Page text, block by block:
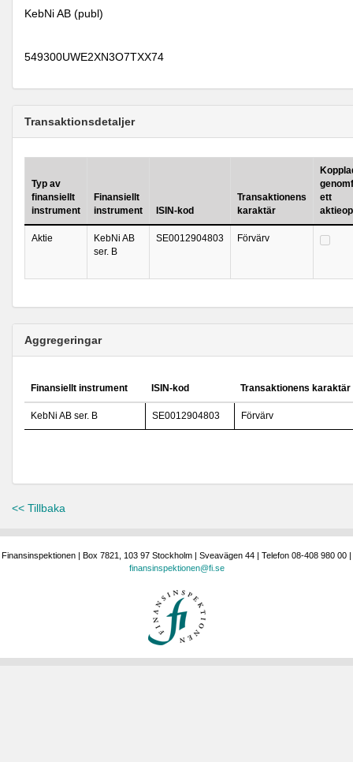
KebNi AB (publ)
549300UWE2XN3O7TXX74
Transaktionsdetaljer
Typ av
finansiellt
instrument
Finansiellt
instrument
ISIN-kod
Transaktionens
karaktär
ett
Aktie
KebNi AB
ser. B
SE0012904803 Förvärv
Aggregeringar
Finansiellt instrument ISIN-kod Transaktionens karaktär
KebNi AB ser. B SE0012904803 Förvärv
<< Tillbaka
Finansinspektionen | Box 7821, 103 97 Stockholm | Sveavägen 44 | Telefon 08-408 980 00 |
finansinspektionen@fi.se